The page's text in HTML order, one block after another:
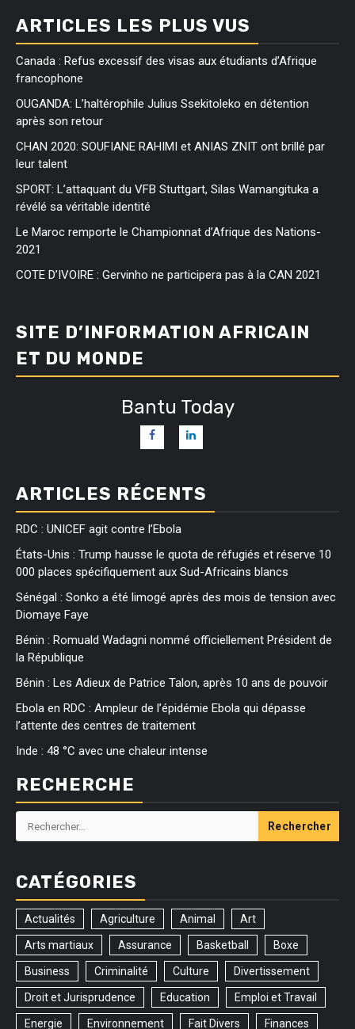
ARTICLES LES PLUS VUS
Canada : Refus excessif des visas aux étudiants d’Afrique
francophone
OUGANDA: L’haltérophile Julius Ssekitoleko en détention
après son retour
CHAN 2020: SOUFIANE RAHIMI et ANIAS ZNIT ont brillé par
leur talent
SPORT: L’attaquant du VFB Stuttgart, Silas Wamangituka a
révélé sa véritable identité
Le Maroc remporte le Championnat d’Afrique des Nations-
2021
COTE D’IVOIRE : Gervinho ne participera pas à la CAN 2021
SITE D’INFORMATION AFRICAIN
ET DU MONDE
Bantu Today
ARTICLES RÉCENTS
RDC : UNICEF agit contre l’Ebola
États-Unis : Trump hausse le quota de réfugiés et réserve 10
000 places spécifiquement aux Sud-Africains blancs
Sénégal : Sonko a été limogé après des mois de tension avec
Diomaye Faye
Bénin : Romuald Wadagni nommé officiellement Président de
la République
Bénin : Les Adieux de Patrice Talon, après 10 ans de pouvoir
Ebola en RDC : Ampleur de l’épidémie Ebola qui dépasse
l’attente des centres de traitement
Inde : 48 °C avec une chaleur intense
RECHERCHE
Rechercher :
CATÉGORIES
Actualités Agriculture Animal Art
Arts martiaux Assurance Basketball Boxe
Business Criminalité Culture Divertissement
Droit et Jurisprudence Education Emploi et Travail
Energie Environnement Fait Divers Finances